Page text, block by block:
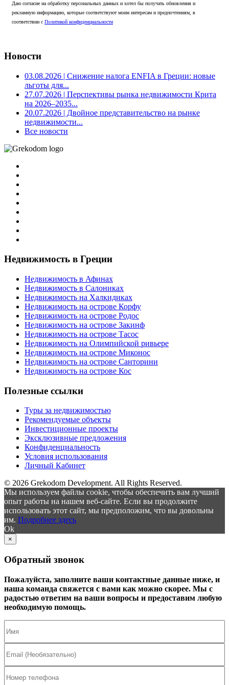
Даю согласие на обработку персональных данных и хотел бы получать обновления и
рекламную информацию, которые соответствуют моим интересам и предпочтениям, в
соответствии с Политикой конфиденциальности
Новости
03.08.2026 | Снижение налога ENFIA в Греции: новые
льготы для...
27.07.2026 | Перспективы рынка недвижимости Крита
на 2026–2035...
20.07.2026 | Двойное представительство на рынке
недвижимости...
Все новости
Недвижимость в Греции
Недвижимость в Афинах
Недвижимость в Салониках
Недвижимость на Халкидиках
Недвижимость на острове Корфу
Недвижимость на острове Родос
Недвижимость на острове Закинф
Недвижимость на острове Тасос
Недвижимость на Олимпийской ривьере
Недвижимость на острове Миконос
Недвижимость на острове Санторини
Недвижимость на острове Кос
Полезные ссылки
Туры за недвижимостью
Рекомендуемые объекты
Инвестиционные проекты
Эксклюзивные предложения
Конфиденциальность
Условия использования
Личный Кабинет
© 2026 Grekodom Development. All Rights Reserved.
Мы используем файлы cookie, чтобы обеспечить вам лучший
опыт работы на нашем веб-сайте. Если вы продолжите
использовать этот сайт, мы предположим, что вы довольны
им. Подробнее здесь
Ok
×
Обратный звонок
Пожалуйста, заполните ваши контактные данные ниже, и
наша команда свяжется с вами как можно скорее. Мы с
радостью ответим на ваши вопросы и предоставим любую
необходимую помощь.